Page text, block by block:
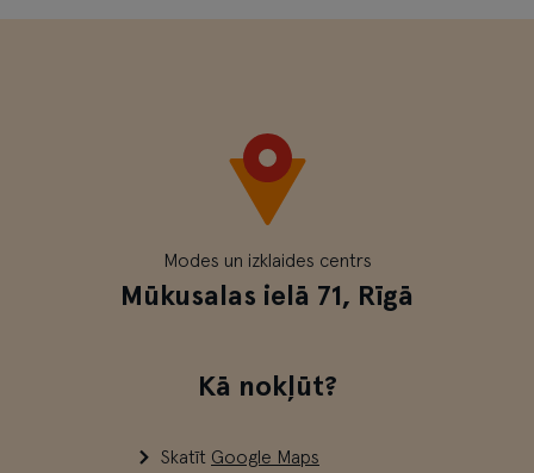
Modes un izklaides centrs
Mūkusalas ielā 71, Rīgā
Kā nokļūt?
Skatīt Google Maps